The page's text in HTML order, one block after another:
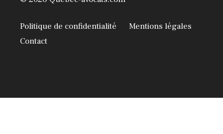
Politique de confidentialité
Mentions légales
Contact